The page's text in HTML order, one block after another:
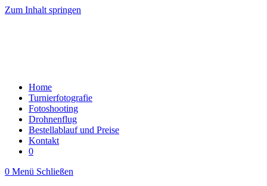
Zum Inhalt springen
Home
Turnierfotografie
Fotoshooting
Drohnenflug
Bestellablauf und Preise
Kontakt
0
0 Menü Schließen